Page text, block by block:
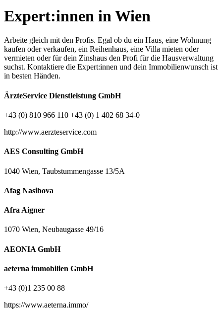
Expert:innen in Wien
Arbeite gleich mit den Profis. Egal ob du ein Haus, eine Wohnung
kaufen oder verkaufen, ein Reihenhaus, eine Villa mieten oder
vermieten oder für dein Zinshaus den Profi für die Hausverwaltung
suchst. Kontaktiere die Expert:innen und dein Immobilienwunsch ist
in besten Händen.
ÄrzteService Dienstleistung GmbH
+43 (0) 810 966 110 +43 (0) 1 402 68 34-0
http://www.aerzteservice.com
AES Consulting GmbH
1040 Wien, Taubstummengasse 13/5A
Afag Nasibova
Afra Aigner
1070 Wien, Neubaugasse 49/16
AEONIA GmbH
aeterna immobilien GmbH
+43 (0)1 235 00 88
https://www.aeterna.immo/